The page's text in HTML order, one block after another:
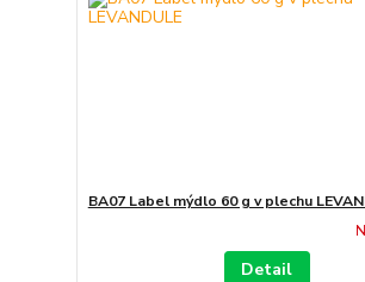
BA07 Label mýdlo 60 g v plechu
Detail